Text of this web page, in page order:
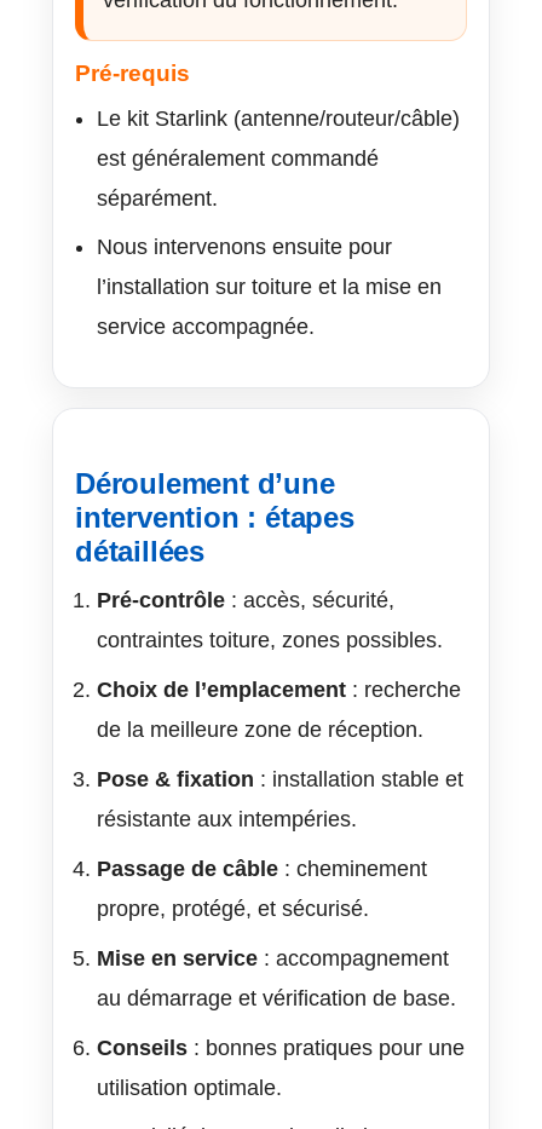
Pré-requis
Le kit Starlink (antenne/routeur/câble)
est généralement commandé
séparément.
Nous intervenons ensuite pour
l’installation sur toiture et la mise en
service accompagnée.
Déroulement d’une
intervention : étapes
détaillées
Pré-contrôle : accès, sécurité,
contraintes toiture, zones possibles.
Choix de l’emplacement : recherche
de la meilleure zone de réception.
Pose & fixation : installation stable et
résistante aux intempéries.
Passage de câble : cheminement
propre, protégé, et sécurisé.
Mise en service : accompagnement
au démarrage et vérification de base.
Conseils : bonnes pratiques pour une
utilisation optimale.